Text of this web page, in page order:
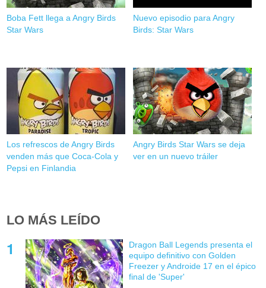
Boba Fett llega a Angry Birds
Star Wars
Nuevo episodio para Angry
Birds: Star Wars
Los refrescos de Angry Birds
venden más que Coca-Cola y
Pepsi en Finlandia
Angry Birds Star Wars se deja
ver en un nuevo tráiler
LO MÁS LEÍDO
Dragon Ball Legends presenta el
equipo definitivo con Golden
Freezer y Androide 17 en el épico
final de 'Super'